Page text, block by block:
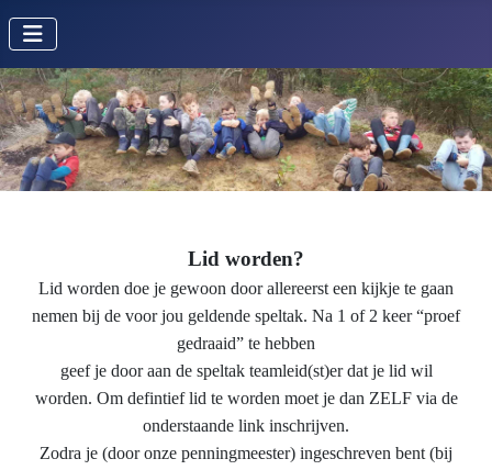
Lid worden?
Lid worden doe je gewoon door allereerst een kijkje te gaan
nemen bij de voor jou geldende speltak. Na 1 of 2 keer “proef
gedraaid” te hebben
geef je door aan de speltak teamleid(st)er dat je lid wil
worden. Om defintief lid te worden moet je dan ZELF via de
onderstaande link inschrijven.
Zodra je (door onze penningmeester) ingeschreven bent (bij